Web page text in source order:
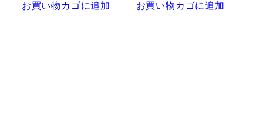
お買い物カゴに追加 お買い物カゴに追加